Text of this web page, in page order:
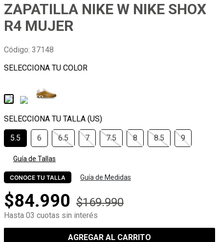
ZAPATILLA NIKE W NIKE SHOX
R4 MUJER
Código: 37148
5.5 6 6.5 7 7.5 8 8.5 9
Guía de Tallas
CONOCE TU TALLA Guía de Medidas
$84.990 $169.990
Hasta 03 cuotas sin interés
AGREGAR AL CARRITO